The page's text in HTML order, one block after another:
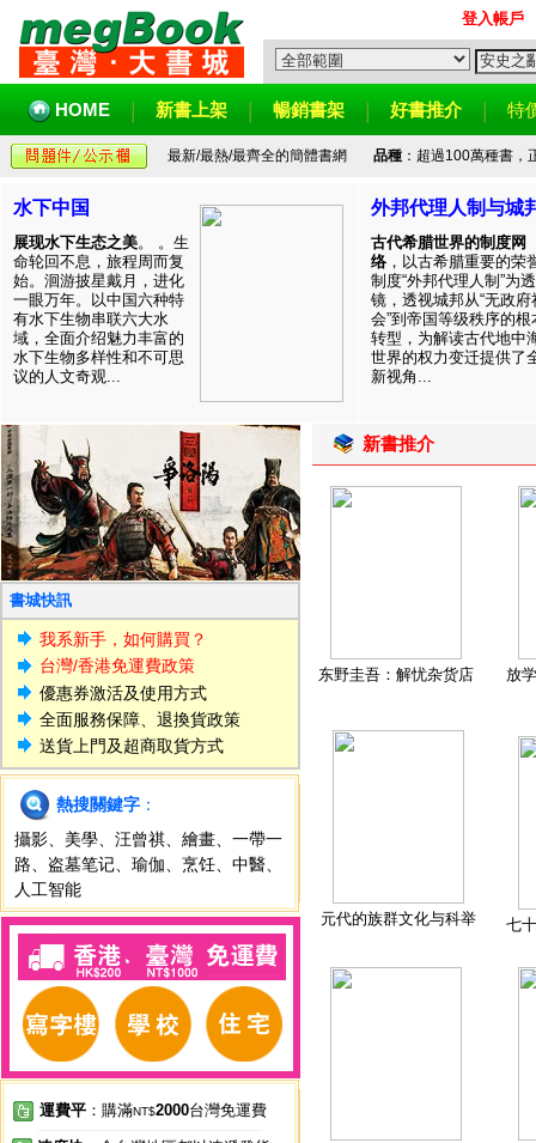
登入帳戶
HOME 新書上架 暢銷書架 好書推介 特
最新/最熱/最齊全的簡體書網 品種：超過100萬種書，
水下中国
展现水下生态之美。 。生
命轮回不息，旅程周而复
始。洄游披星戴月，进化
一眼万年。以中国六种特
有水下生物串联六大水
域，全面介绍魅力丰富的
水下生物多样性和不可思
议的人文奇观...
外邦代理人制与城
古代希腊世界的制度网
络 ，以古希腊重要的荣
制度“外邦代理人制”为透
镜，透视城邦从“无政府
会”到帝国等级秩序的根
转型，为解读古代地中
世界的权力变迁提供了
新视角...
書城快訊
我系新手，如何購買？
台灣/香港免運費政策
優惠券激活及使用方式
全面服務保障、退換貨政策
送貨上門及超商取貨方式
熱搜關鍵字 ：
攝影
美學 汪曾祺 繪畫
一帶一
路
盗墓笔记 瑜伽 烹饪 中醫
人工智能
運費平 ：購滿NT$2000台灣免運費
新書推介
东野圭吾：解忧杂货店 放
元代的族群文化与科举 七